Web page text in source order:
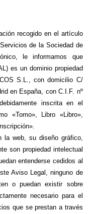
recogido en el artículo
de la Sociedad de
le informamos que
es un dominio propiedad
S.L., con domicilio C/
en España, con C.I.F. nº
inscrita en el
«Tomo», Libro «Libro»,
la web, su diseño gráfico,
son propiedad intelectual
entenderse cedidos al
Aviso Legal, ninguno de
o puedan existir sobre
necesario para el
que se prestan a través